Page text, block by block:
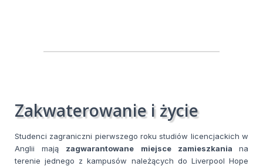
Zakwaterowanie i życie
Studenci zagraniczni pierwszego roku studiów licencjackich w
Anglii mają zagwarantowane miejsce zamieszkaniana
terenie jednego z kampusów należących do Liverpool Hope